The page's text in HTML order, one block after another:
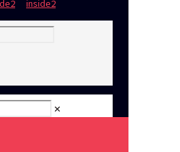
✕